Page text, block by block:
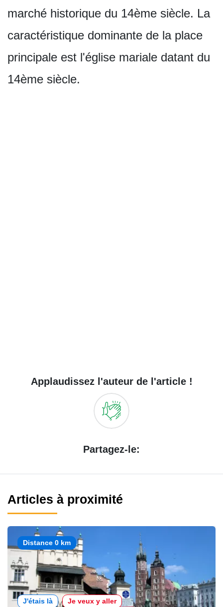
marché historique du 14ème siècle. La
caractéristique dominante de la place
principale est l'église mariale datant du
14ème siècle.
Applaudissez l'auteur de l'article !
Partagez-le:
Articles à proximité
Distance 0 km
J'étais là Je veux y aller